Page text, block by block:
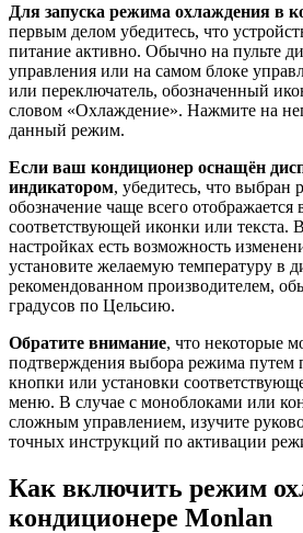
Для запуска режима охлаждения в
первым делом убедитесь, что
питание активно. Обычно на пульте
управления или на самом блоке
или переключатель, обозначенный
словом «Охлаждение». Нажмите на
данный режим.
Если ваш кондиционер оснащён
индикатором, убедитесь, что выбран
обозначение чаще всего отображается
соответствующей иконки или текста.
настройках есть возможность
установите желаемую температуру в
рекомендованном производителем,
градусов по Цельсию.
Обратите внимание, что некоторые
подтверждения выбора режима путем
кнопки или установки
меню. В случае с моноблоками или
сложным управлением, изучите
точных инструкций по активации
Как включить режим
кондиционере Monlan